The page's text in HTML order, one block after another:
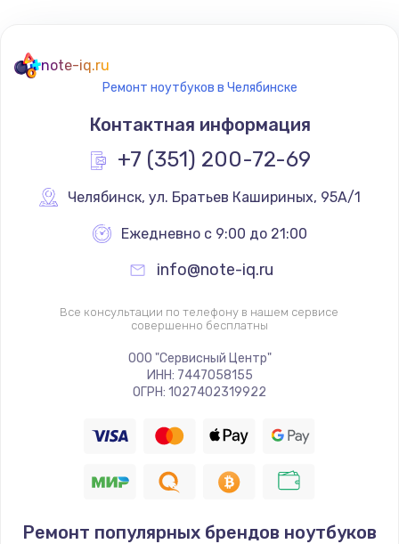
note-iq.ru
Ремонт ноутбуков в Челябинске
Контактная информация
+7 (351) 200-72-69
Челябинск, ул. Братьев Кашириных, 95А/1
Ежедневно с 9:00 до 21:00
info@note-iq.ru
Все консультации по телефону в нашем сервисе
совершенно бесплатны
ООО "Сервисный Центр"
ИНН: 7447058155
ОГРН: 1027402319922
Ремонт популярных брендов ноутбуков